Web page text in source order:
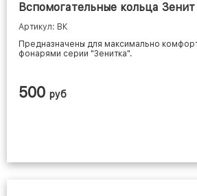
Вспомогательные кольца Зенит
Артикул: ВК
Предназначены для максимально
фонарями серии "Зенитка".
500 руб